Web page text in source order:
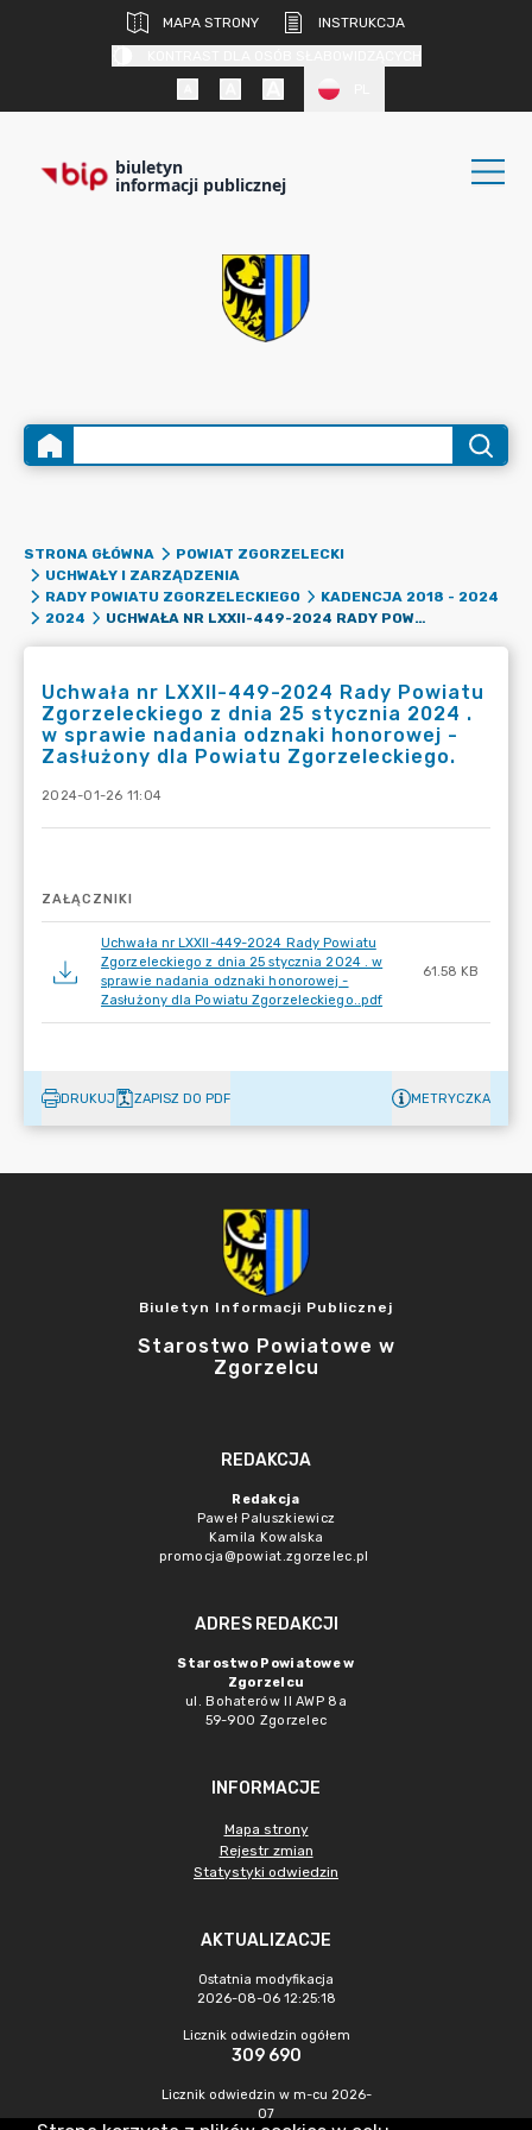
MAPA STRONY
INSTRUKCJA
biuletyn
informacji publicznej
STRONA GŁÓWNA
POWIAT ZGORZELECKI
UCHWAŁY I ZARZĄDZENIA
RADY POWIATU ZGORZELECKIEGO
KADENCJA 2018 - 2024
2024
UCHWAŁA NR LXXII-449-2024 RADY POWIATU ZGORZELECKIEGO Z DNIA 25 STYCZNIA 2024 . W SPRAWIE NADANIA ODZNAKI HONOROWEJ - ZASŁUŻONY DLA POWIATU ZGORZELECKIEGO.
Uchwała nr LXXII-449-2024 Rady Powiatu
Zgorzeleckiego z dnia 25 stycznia 2024 .
w sprawie nadania odznaki honorowej -
Zasłużony dla Powiatu Zgorzeleckiego.
2024-01-26 11:04
ZAŁĄCZNIKI
Uchwała nr LXXII-449-2024 Rady Powiatu
Zgorzeleckiego z dnia 25 stycznia 2024 . w
sprawie nadania odznaki honorowej -
Zasłużony dla Powiatu Zgorzeleckiego..pdf
61.58 KB
DRUKUJ ZAPISZ DO PDF METRYCZKA
Biuletyn Informacji Publicznej
Starostwo Powiatowe w
Zgorzelcu
REDAKCJA
Redakcja
Paweł Paluszkiewicz
Kamila Kowalska
promocja@powiat.zgorzelec.pl
ADRES REDAKCJI
Starostwo Powiatowe w
Zgorzelcu
ul. Bohaterów II AWP 8a
59-900 Zgorzelec
INFORMACJE
Mapa strony
Rejestr zmian
Statystyki odwiedzin
AKTUALIZACJE
Ostatnia modyfikacja
2026-08-06 12:25:18
Licznik odwiedzin ogółem
309 690
Licznik odwiedzin w m-cu 2026-
07